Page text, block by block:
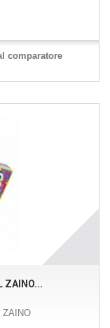
comparatore
ZAINO...
ZAINO